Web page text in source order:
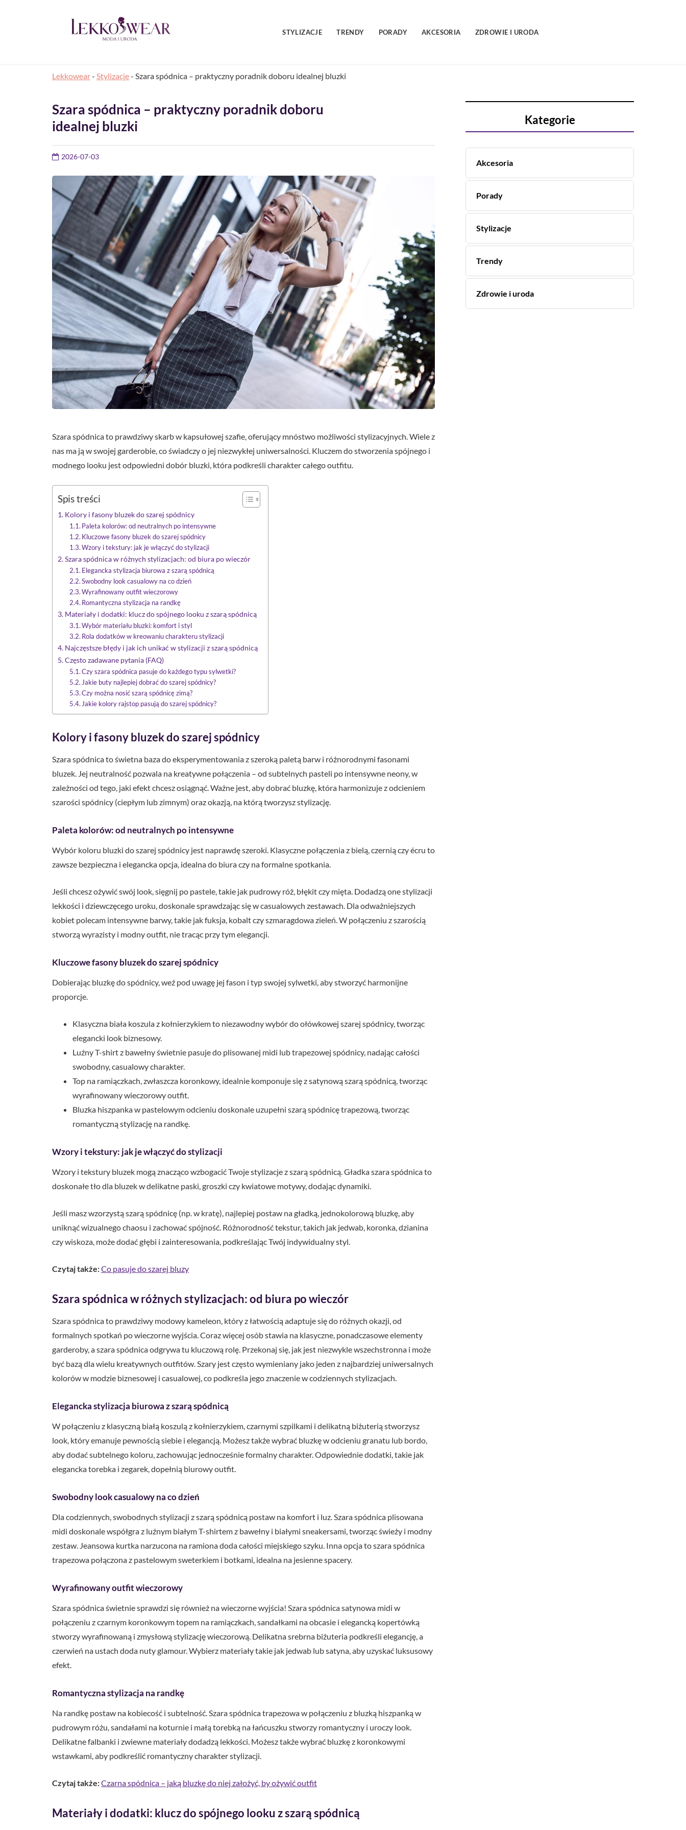
STYLIZACJE TRENDY PORADY AKCESORIA ZDROWIE I URODA
Lekkowear- Stylizacje- Szara spódnica – praktyczny poradnik doboru idealnej bluzki
Szara spódnica – praktyczny poradnik doboru
idealnej bluzki
2026-07-03
Szara spódnica to prawdziwy skarb w kapsułowej szafie, oferujący mnóstwo możliwości stylizacyjnych. Wiele z
nas ma ją w swojej garderobie, co świadczy o jej niezwykłej uniwersalności. Kluczem do stworzenia spójnego i
modnego looku jest odpowiedni dobór bluzki, która podkreśli charakter całego outfitu.
Spis treści
Kolory i fasony bluzek do szarej spódnicy
Paleta kolorów: od neutralnych po intensywne
Kluczowe fasony bluzek do szarej spódnicy
Wzory i tekstury: jak je włączyć do stylizacji
Szara spódnica w różnych stylizacjach: od biura po wieczór
Elegancka stylizacja biurowa z szarą spódnicą
Swobodny look casualowy na co dzień
Wyrafinowany outfit wieczorowy
Romantyczna stylizacja na randkę
Materiały i dodatki: klucz do spójnego looku z szarą spódnicą
Wybór materiału bluzki: komfort i styl
Rola dodatków w kreowaniu charakteru stylizacji
Najczęstsze błędy i jak ich unikać w stylizacji z szarą spódnicą
Często zadawane pytania (FAQ)
Czy szara spódnica pasuje do każdego typu sylwetki?
Jakie buty najlepiej dobrać do szarej spódnicy?
Czy można nosić szarą spódnicę zimą?
Jakie kolory rajstop pasują do szarej spódnicy?
Kolory i fasony bluzek do szarej spódnicy
Szara spódnica to świetna baza do eksperymentowania z szeroką paletą barw i różnorodnymi fasonami
bluzek. Jej neutralność pozwala na kreatywne połączenia – od subtelnych pasteli po intensywne neony, w
zależności od tego, jaki efekt chcesz osiągnąć. Ważne jest, aby dobrać bluzkę, która harmonizuje z odcieniem
szarości spódnicy (ciepłym lub zimnym) oraz okazją, na którą tworzysz stylizację.
Paleta kolorów: od neutralnych po intensywne
Wybór koloru bluzki do szarej spódnicy jest naprawdę szeroki. Klasyczne połączenia z bielą, czernią czy écru to
zawsze bezpieczna i elegancka opcja, idealna do biura czy na formalne spotkania.
Jeśli chcesz ożywić swój look, sięgnij po pastele, takie jak pudrowy róż, błękit czy mięta. Dodadzą one stylizacji
lekkości i dziewczęcego uroku, doskonale sprawdzając się w casualowych zestawach. Dla odważniejszych
kobiet polecam intensywne barwy, takie jak fuksja, kobalt czy szmaragdowa zieleń. W połączeniu z szarością
stworzą wyrazisty i modny outfit, nie tracąc przy tym elegancji.
Kluczowe fasony bluzek do szarej spódnicy
Dobierając bluzkę do spódnicy, weź pod uwagę jej fason i typ swojej sylwetki, aby stworzyć harmonijne
proporcje.
Klasyczna biała koszula z kołnierzykiem to niezawodny wybór do ołówkowej szarej spódnicy, tworząc
elegancki look biznesowy.
Luźny T-shirt z bawełny świetnie pasuje do plisowanej midi lub trapezowej spódnicy, nadając całości
swobodny, casualowy charakter.
Top na ramiączkach, zwłaszcza koronkowy, idealnie komponuje się z satynową szarą spódnicą, tworząc
wyrafinowany wieczorowy outfit.
Bluzka hiszpanka w pastelowym odcieniu doskonale uzupełni szarą spódnicę trapezową, tworząc
romantyczną stylizację na randkę.
Wzory i tekstury: jak je włączyć do stylizacji
Wzory i tekstury bluzek mogą znacząco wzbogacić Twoje stylizacje z szarą spódnicą. Gładka szara spódnica to
doskonałe tło dla bluzek w delikatne paski, groszki czy kwiatowe motywy, dodając dynamiki.
Jeśli masz wzorzystą szarą spódnicę (np. w kratę), najlepiej postaw na gładką, jednokolorową bluzkę, aby
uniknąć wizualnego chaosu i zachować spójność. Różnorodność tekstur, takich jak jedwab, koronka, dzianina
czy wiskoza, może dodać głębi i zainteresowania, podkreślając Twój indywidualny styl.
Czytaj także:Co pasuje do szarej bluzy
Szara spódnica w różnych stylizacjach: od biura po wieczór
Szara spódnica to prawdziwy modowy kameleon, który z łatwością adaptuje się do różnych okazji, od
formalnych spotkań po wieczorne wyjścia. Coraz więcej osób stawia na klasyczne, ponadczasowe elementy
garderoby, a szara spódnica odgrywa tu kluczową rolę. Przekonaj się, jak jest niezwykle wszechstronna i może
być bazą dla wielu kreatywnych outfitów. Szary jest często wymieniany jako jeden z najbardziej uniwersalnych
kolorów w modzie biznesowej i casualowej, co podkreśla jego znaczenie w codziennych stylizacjach.
Elegancka stylizacja biurowa z szarą spódnicą
W połączeniu z klasyczną białą koszulą z kołnierzykiem, czarnymi szpilkami i delikatną biżuterią stworzysz
look, który emanuje pewnością siebie i elegancją. Możesz także wybrać bluzkę w odcieniu granatu lub bordo,
aby dodać subtelnego koloru, zachowując jednocześnie formalny charakter. Odpowiednie dodatki, takie jak
elegancka torebka i zegarek, dopełnią biurowy outfit.
Swobodny look casualowy na co dzień
Dla codziennych, swobodnych stylizacji z szarą spódnicą postaw na komfort i luz. Szara spódnica plisowana
midi doskonale współgra z luźnym białym T-shirtem z bawełny i białymi sneakersami, tworząc świeży i modny
zestaw. Jeansowa kurtka narzucona na ramiona doda całości miejskiego szyku. Inna opcja to szara spódnica
trapezowa połączona z pastelowym sweterkiem i botkami, idealna na jesienne spacery.
Wyrafinowany outfit wieczorowy
Szara spódnica świetnie sprawdzi się również na wieczorne wyjścia! Szara spódnica satynowa midi w
połączeniu z czarnym koronkowym topem na ramiączkach, sandałkami na obcasie i elegancką kopertówką
stworzy wyrafinowaną i zmysłową stylizację wieczorową. Delikatna srebrna biżuteria podkreśli elegancję, a
czerwień na ustach doda nuty glamour. Wybierz materiały takie jak jedwab lub satyna, aby uzyskać luksusowy
efekt.
Romantyczna stylizacja na randkę
Na randkę postaw na kobiecość i subtelność. Szara spódnica trapezowa w połączeniu z bluzką hiszpanką w
pudrowym różu, sandałami na koturnie i małą torebką na łańcuszku stworzy romantyczny i uroczy look.
Delikatne falbanki i zwiewne materiały dodadzą lekkości. Możesz także wybrać bluzkę z koronkowymi
wstawkami, aby podkreślić romantyczny charakter stylizacji.
Czytaj także:Czarna spódnica – jaką bluzkę do niej założyć, by ożywić outfit
Materiały i dodatki: klucz do spójnego looku z szarą spódnicą
Kategorie
Akcesoria
Porady
Stylizacje
Trendy
Zdrowie i uroda